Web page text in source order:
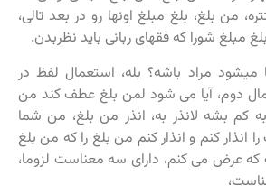
من بلغ، بلغ مبلغ اونها رو در بعد تالی،
مبلغ شورا که فقهای ربانی باید نظربدن.
میشود مراد باشه؟ بله، استعمال لفظ در
دوم، آیا می شود لمن بلغ عطف کند من
کم بشه لانذر به، انذر من بلغ، من شما
انذار کنم و انذار کنم من بلغ را که من بلغ
عرض می کنم، دارای سه معناست لزوما،